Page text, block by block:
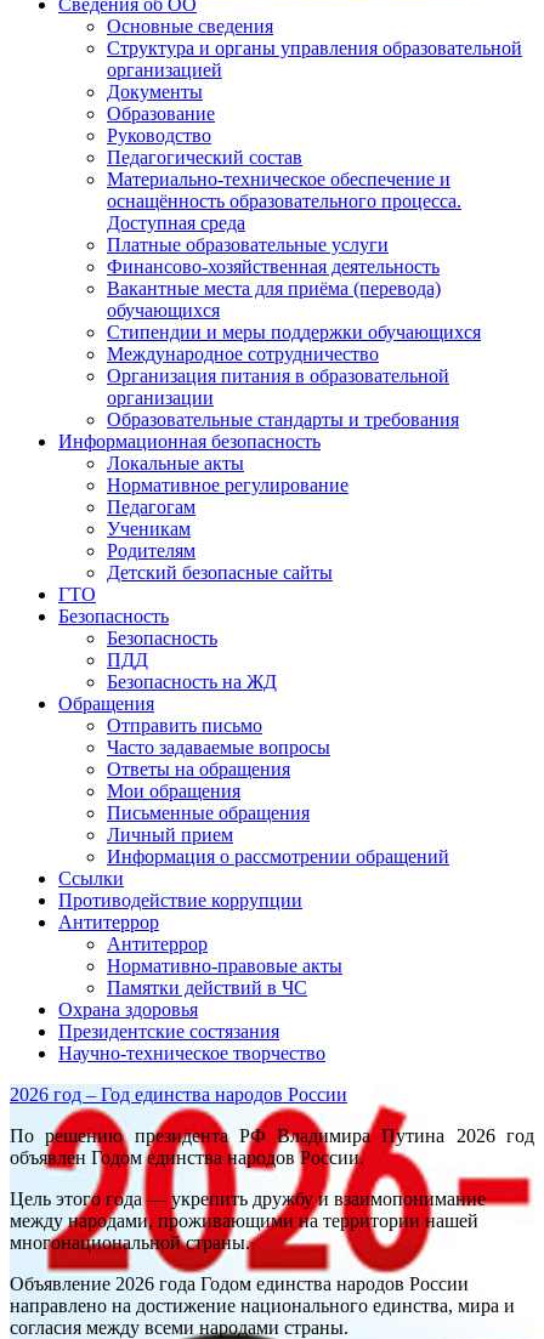
Сведения об ОО
Основные сведения
Структура и органы управления образовательной
организацией
Документы
Образование
Руководство
Педагогический состав
Материально-техническое обеспечение и
оснащённость образовательного процесса.
Доступная среда
Платные образовательные услуги
Финансово-хозяйственная деятельность
Вакантные места для приёма (перевода)
обучающихся
Стипендии и меры поддержки обучающихся
Международное сотрудничество
Организация питания в образовательной
организации
Образовательные стандарты и требования
Информационная безопасность
Локальные акты
Нормативное регулирование
Педагогам
Ученикам
Родителям
Детский безопасные сайты
ГТО
Безопасность
Безопасность
ПДД
Безопасность на ЖД
Обращения
Отправить письмо
Часто задаваемые вопросы
Ответы на обращения
Мои обращения
Письменные обращения
Личный прием
Информация о рассмотрении обращений
Ссылки
Противодействие коррупции
Антитеррор
Антитеррор
Нормативно-правовые акты
Памятки действий в ЧС
Охрана здоровья
Президентские состязания
Научно-техническое творчество
2026 год – Год единства народов России
По решению президента РФ Владимира Путина 2026 год
объявлен Годом единства народов России.
Цель этого года — укрепить дружбу и взаимопонимание
между народами, проживающими на территории нашей
многонациональной страны.
Объявление 2026 года Годом единства народов России
направлено на достижение национального единства, мира и
согласия между всеми народами страны.